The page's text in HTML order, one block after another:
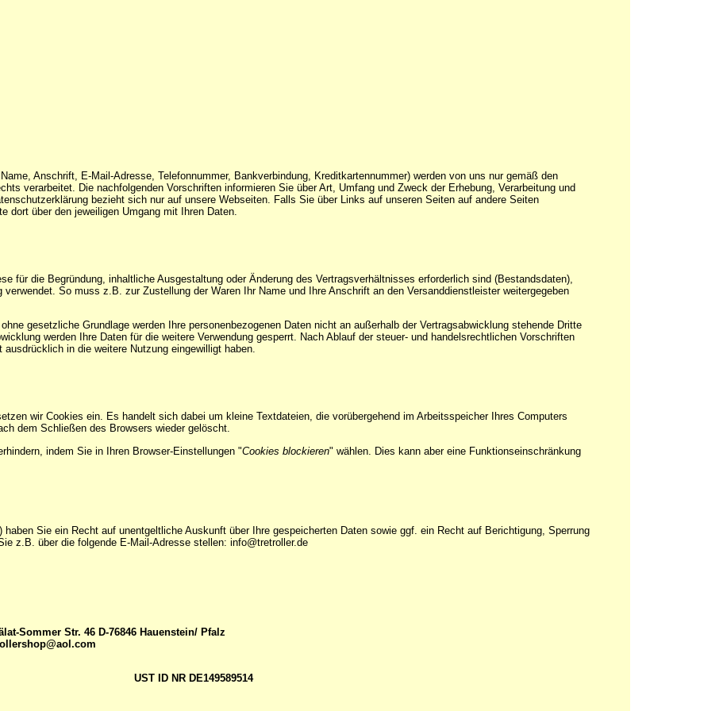
Anschrift, E-Mail-Adresse, Telefonnummer, Bankverbindung, Kreditkartennummer) werden von uns nur gemäß den
verarbeitet. Die nachfolgenden Vorschriften informieren Sie über Art, Umfang und Zweck der Erhebung, Verarbeitung und
bezieht sich nur auf unsere Webseiten. Falls Sie über Links auf unseren Seiten auf andere Seiten
dort über den jeweiligen Umgang mit Ihren Daten.
für die Begründung, inhaltliche Ausgestaltung oder Änderung des Vertragsverhältnisses erforderlich sind (Bestandsdaten),
So muss z.B. zur Zustellung der Waren Ihr Name und Ihre Anschrift an den Versanddienstleister weitergegeben
gesetzliche Grundlage werden Ihre personenbezogenen Daten nicht an außerhalb der Vertragsabwicklung stehende Dritte
werden Ihre Daten für die weitere Verwendung gesperrt. Nach Ablauf der steuer- und handelsrechtlichen Vorschriften
in die weitere Nutzung eingewilligt haben.
wir Cookies ein. Es handelt sich dabei um kleine Textdateien, die vorübergehend im Arbeitsspeicher Ihres Computers
dem Schließen des Browsers wieder gelöscht.
indem Sie in Ihren Browser-Einstellungen "Cookies blockieren" wählen. Dies kann aber eine Funktionseinschränkung
Sie ein Recht auf unentgeltliche Auskunft über Ihre gespeicherten Daten sowie ggf. ein Recht auf Berichtigung, Sperrung
z.B. über die folgende E-Mail-Adresse stellen: info@tretroller.de
Sommer Str. 46 D-76846 Hauenstein/ Pfalz
UST ID NR DE149589514